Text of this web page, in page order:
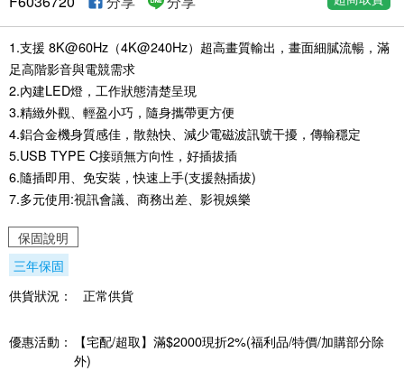
1.支援 8K@60Hz（4K@240Hz）超高畫質輸出，畫面細膩流暢，滿
足高階影音與電競需求
2.內建LED燈，工作狀態清楚呈現
3.精緻外觀、輕盈小巧，隨身攜帶更方便
4.鋁合金機身質感佳，散熱快、減少電磁波訊號干擾，傳輸穩定
5.USB TYPE C接頭無方向性，好插拔插
6.隨插即用、免安裝，快速上手(支援熱插拔)
7.多元使用:視訊會議、商務出差、影視娛樂
保固說明
三年保固
供貨狀況：
正常供貨
優惠活動：
【宅配/超取】滿$2000現折2%(福利品/特價/加購部分除
外)